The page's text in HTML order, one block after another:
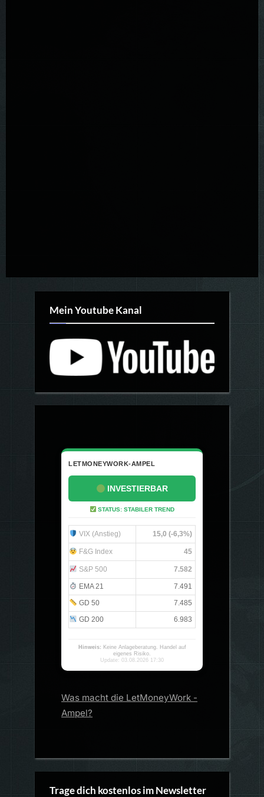
Mein Youtube Kanal
LETMONEYWORK-AMPEL
INVESTIERBAR
STATUS: STABILER TREND
VIX (Anstieg) 15,0 (-6,3%)
F&G Index 45
S&P 500 7.582
EMA 21
7.491
GD 50
7.485
GD 200
6.983
Hinweis: Keine Anlageberatung. Handel auf
eigenes Risiko.
Update: 03.08.2026 17:30
Was macht die LetMoneyWork -
Ampel?
Trage dich kostenlos im Newsletter